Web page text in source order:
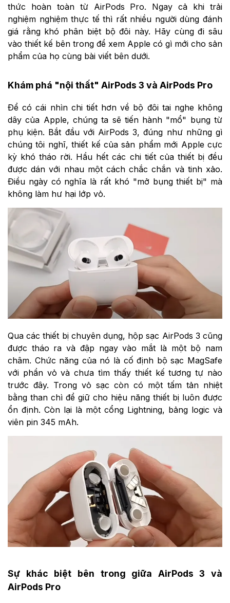
thức hoàn toàn từ AirPods Pro. Ngay cả khi trải
nghiệm nghiệm thực tế thì rất nhiều người dùng đánh
giá rằng khó phân biệt bộ đôi này. Hãy cùng đi sâu
vào thiết kế bên trong để xem Apple có gì mới cho sản
phẩm của họ cùng bài viết bên dưới.
Khám phá "nội thất" AirPods 3 và AirPods Pro
Để có cái nhìn chi tiết hơn về bộ đôi tai nghe không
dây của Apple, chúng ta sẽ tiến hành "mổ" bụng từ
phụ kiện. Bắt đầu với AirPods 3, đúng như những gì
chúng tôi nghĩ, thiết kế của sản phẩm mới Apple cực
kỳ khó tháo rời. Hầu hết các chi tiết của thiết bị đều
được dán với nhau một cách chắc chắn và tinh xảo.
Điều ngày có nghĩa là rất khó "mở bụng thiết bị" mà
không làm hư hại lớp vỏ.
Qua các thiết bị chuyên dụng, hộp sạc AirPods 3 cũng
được tháo ra và đập ngay vào mắt là một bộ nam
châm. Chức năng của nó là cố định bộ sạc MagSafe
với phần vỏ và chưa tìm thấy thiết kế tương tự nào
trước đây. Trong vỏ sạc còn có một tấm tản nhiệt
bằng than chì để giữ cho hiệu năng thiết bị luôn được
ổn định. Còn lại là một cổng Lightning, bảng logic và
viên pin 345 mAh.
Sự khác biệt bên trong giữa AirPods 3 và
AirPods Pro